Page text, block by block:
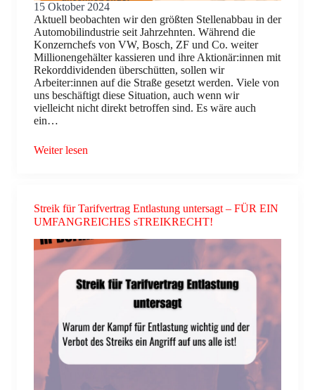
15 Oktober 2024
Aktuell beobachten wir den größten Stellenabbau in der
Automobilindustrie seit Jahrzehnten. Während die
Konzernchefs von VW, Bosch, ZF und Co. weiter
Millionengehälter kassieren und ihre Aktionär:innen mit
Rekorddividenden überschütten, sollen wir
Arbeiter:innen auf die Straße gesetzt werden. Viele von
uns beschäftigt diese Situation, auch wenn wir
vielleicht nicht direkt betroffen sind. Es wäre auch
ein…
Weiter lesen
Streik für Tarifvertrag Entlastung untersagt – FÜR EIN
UMFANGREICHES sTREIKRECHT!